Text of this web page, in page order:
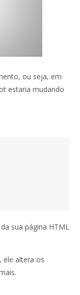
ou seja, em
estaria mudando
sua página HTML
ele altera os